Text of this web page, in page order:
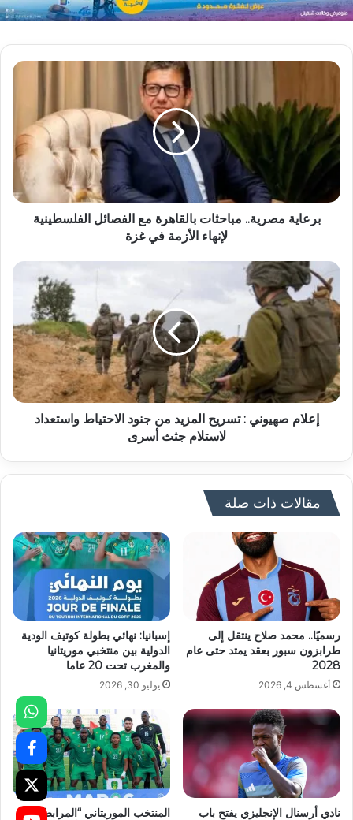
برعاية مصرية.. مباحثات بالقاهرة مع الفصائل الفلسطينية
لإنهاء الأزمة في غزة
إعلام صهيوني : تسريح المزيد من جنود الاحتياط واستعداد
لاستلام جثث أسرى
مقالات ذات صلة
رسميًا.. محمد صلاح ينتقل إلى
طرابزون سبور بعقد يمتد حتى عام
2028
أغسطس 4, 2026
إسبانيا: نهائي بطولة كوتيف الودية
الدولية بين منتخبي موريتانيا
والمغرب تحت 20 عاما
يوليو 30, 2026
نادي أرسنال الإنجليزي يفتح باب المنتخب الموريتاني “المرابطون”